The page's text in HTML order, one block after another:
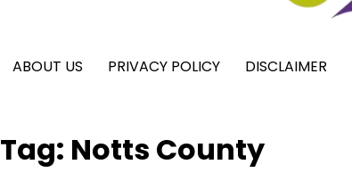
ABOUT US PRIVACY POLICY DISCLAIMER
Tag: Notts County